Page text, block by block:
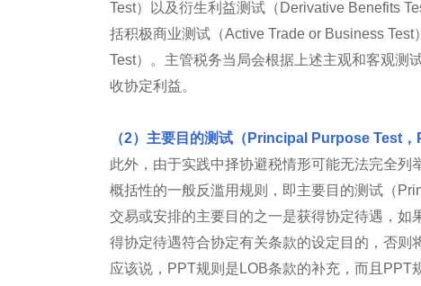
Test）以及衍生利益测试（Derivative Benefits
括积极商业测试（Active Trade or Business
Test）。主管税务当局会根据上述主观和客观测
收协定利益。
（2）主要目的测试（Principal Purpose Test，
此外，由于实践中择协避税情形可能无法完全
概括性的一般反滥用规则，即主要目的测试（
交易或安排的主要目的之一是获得协定待遇，
得协定待遇符合协定有关条款的设定目的，否则
应该说，PPT规则是LOB条款的补充，而且